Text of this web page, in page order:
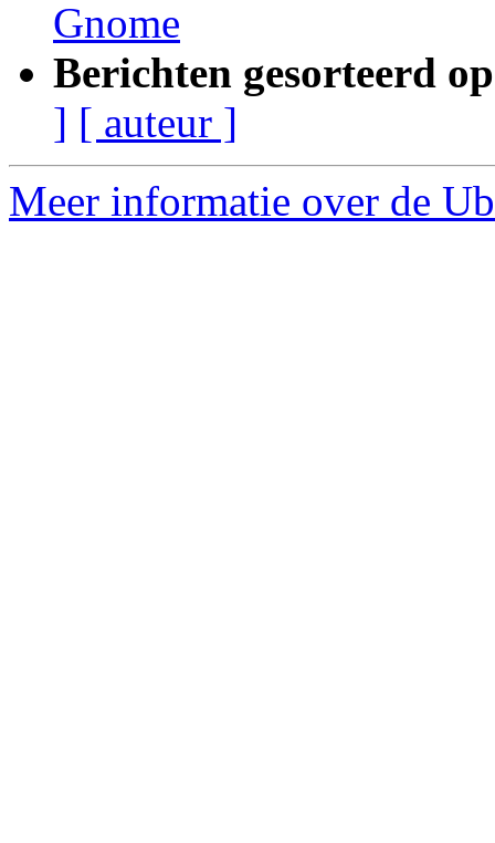
Gnome
Berichten gesorteerd
] [ auteur ]
Meer informatie over de